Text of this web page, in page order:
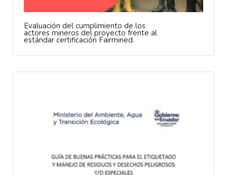
Evaluación del cumplimiento de los
actores mineros del proyecto frente al
estándar certificación Fairmined.